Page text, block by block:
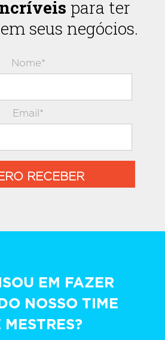
para ter
seus negócios.
Nome*
Email*
RECEBER
EM FAZER
NOSSO TIME
MESTRES?